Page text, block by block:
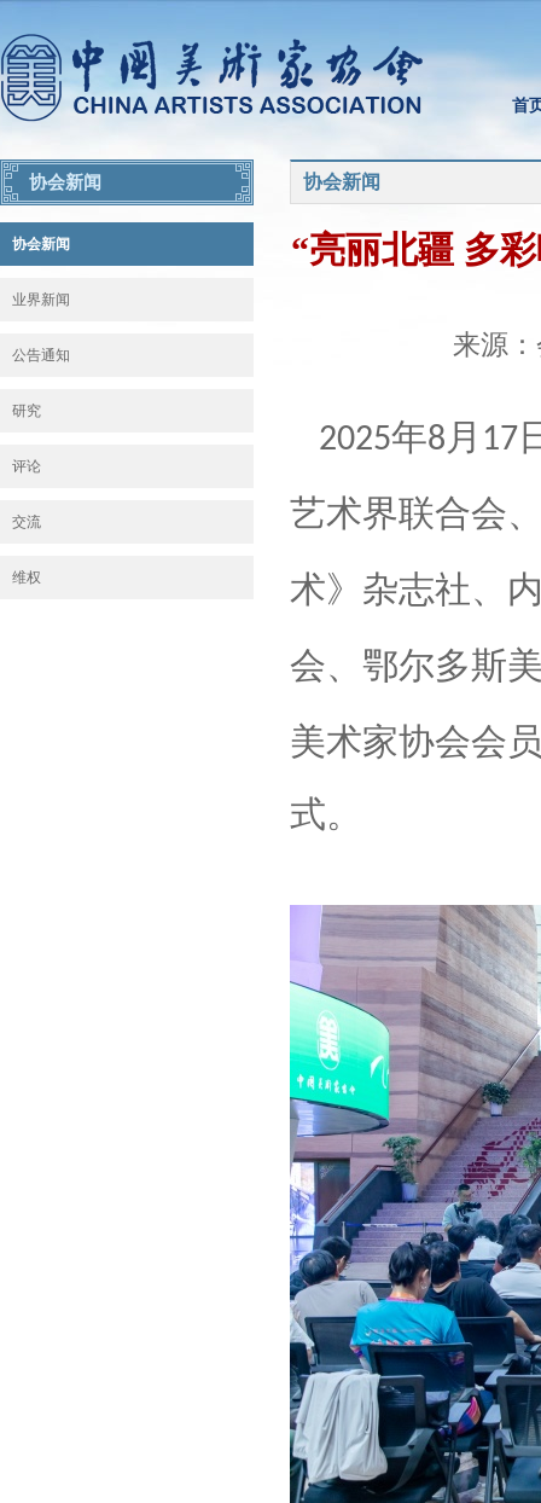
首
协会新闻
协会新闻
业界新闻
公告通知
研究
评论
交流
维权
协会新闻
“亮丽北疆 多
来源
2025年8月 17
艺术界联合会
术》杂志社、
会、鄂尔多斯
美术家协会会
式。